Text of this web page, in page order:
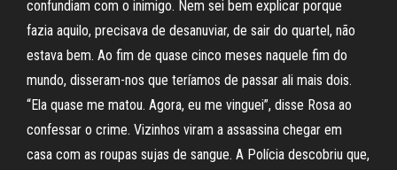
confundiam com o inimigo. Nem sei bem explicar porque
fazia aquilo, precisava de desanuviar, de sair do quartel, não
estava bem. Ao fim de quase cinco meses naquele fim do
mundo, disseram-nos que teríamos de passar ali mais dois.
“Ela quase me matou. Agora, eu me vinguei”, disse Rosa ao
confessar o crime. Vizinhos viram a assassina chegar em
casa com as roupas sujas de sangue. A Polícia descobriu que,